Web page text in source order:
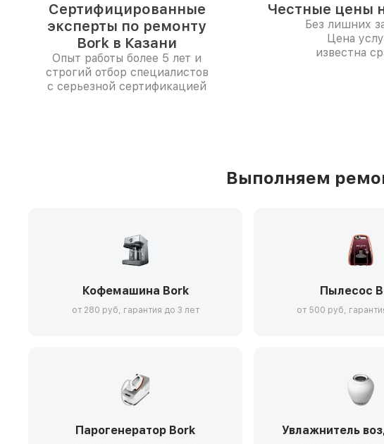
Сертифицированные
эксперты по ремонту
Bork в Казани
Опыт работы более 5 лет и
строгий отбор специалистов
с серьезной сертификацией
Честные цены
Без лишних
Цена
известна
Выполняем
Кофемашина Bork
от 280 руб, гарантия до 3 лет
Пылесос
от 500 руб,
Парогенератор Bork Увлажнитель